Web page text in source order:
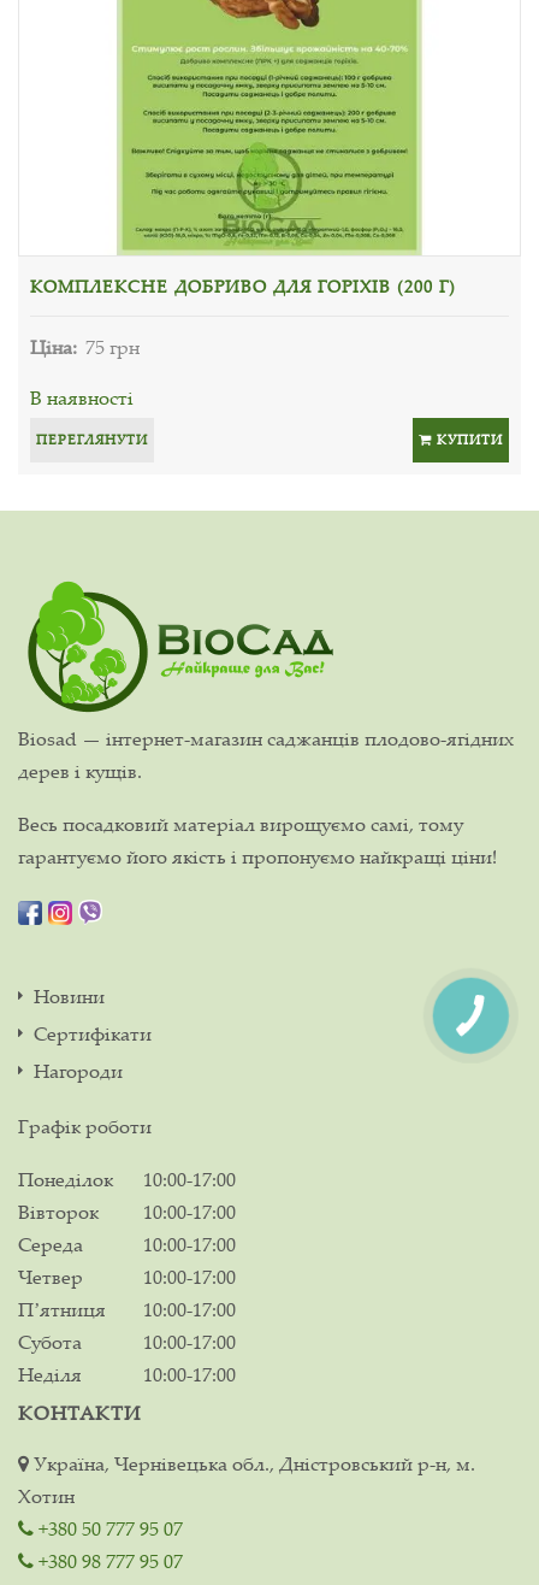
КОМПЛЕКСНЕ ДОБРИВО ДЛЯ ГОРІХІВ (200 Г)
Ціна: 75 грн
В наявності
ПЕРЕГЛЯНУТИ КУПИТИ
Biosad — інтернет-магазин саджанців плодово-ягідних
дерев і кущів.
Весь посадковий матеріал вирощуємо самі, тому
гарантуємо його якість і пропонуємо найкращі ціни!
Новини
Сертифікати
Нагороди
Графік роботи
Понеділок
10:00-17:00
Вівторок
10:00-17:00
Середа
10:00-17:00
Четвер
10:00-17:00
Пʼятниця
10:00-17:00
Субота
10:00-17:00
Неділя
10:00-17:00
КОНТАКТИ
Україна, Чернівецька обл., Дністровський р-н, м.
Хотин
+380 50 777 95 07
+380 98 777 95 07